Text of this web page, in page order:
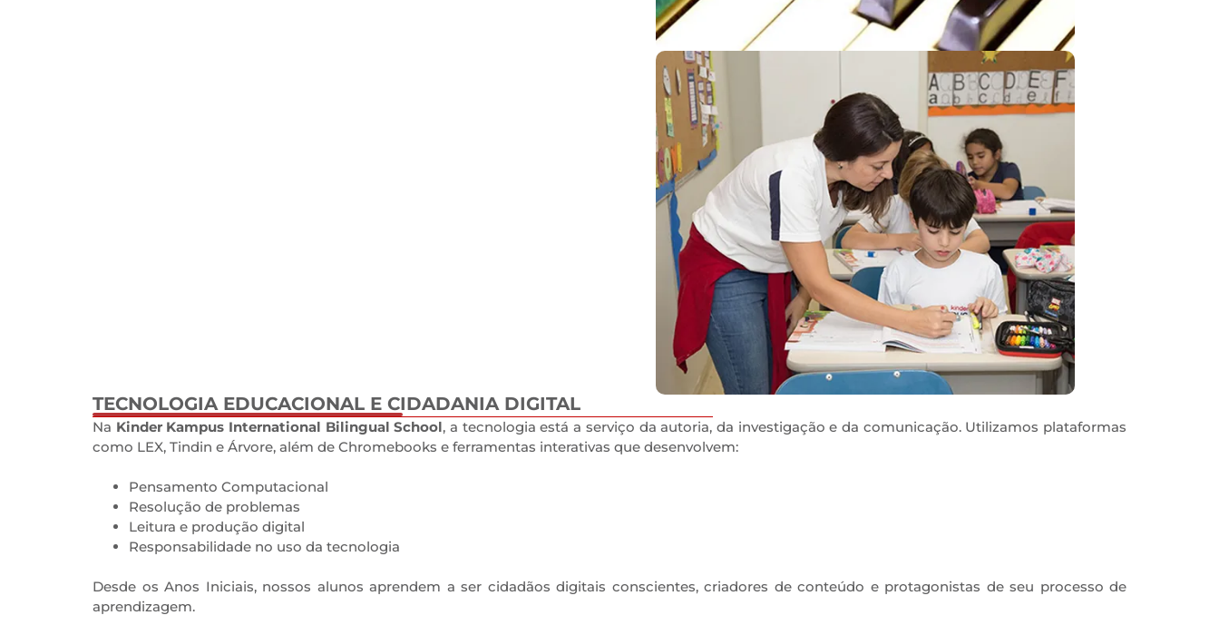
TECNOLOGIA EDUCACIONAL E CIDADANIA DIGITAL
0
Na Kinder Kampus International Bilingual School, a tecnologia está a serviço da autoria, da investigação e da comunicação. Utilizamos plataformas
como LEX, Tindin e Árvore, além de Chromebooks e ferramentas interativas que desenvolvem:
Pensamento Computacional
Resolução de problemas
Leitura e produção digital
Responsabilidade no uso da tecnologia
Desde os Anos Iniciais, nossos alunos aprendem a ser cidadãos digitais conscientes, criadores de conteúdo e protagonistas de seu processo de
aprendizagem.